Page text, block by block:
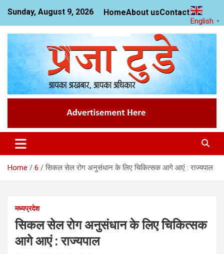
content
Sunday, August 9, 2026 HomeAbout usContact us
Praja Today
News Website
Home 6 सिकल सेल रोग अनुसंधान के लिए चिकित्सक आगे आएं : राज्यपाल
मध्यप्रदेश
सिकल सेल रोग अनुसंधान के लिए चिकित्सक
आगे आएं : राज्यपाल
English ▼